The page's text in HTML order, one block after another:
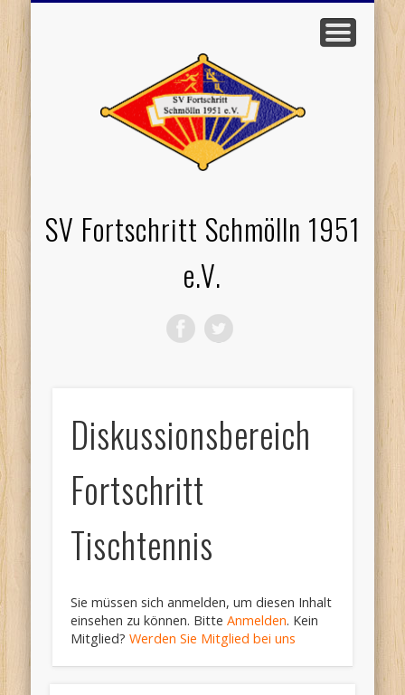
SV Fortschritt Schmölln 1951
e.V.
Diskussionsbereich
Fortschritt
Tischtennis
Sie müssen sich anmelden, um diesen Inhalt
einsehen zu können. BitteAnmelden. Kein
Mitglied?Werden Sie Mitglied bei uns